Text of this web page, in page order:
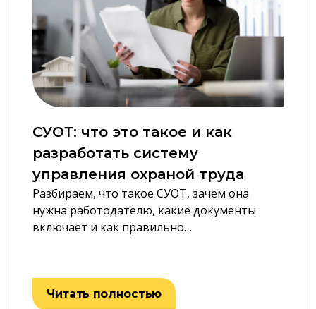
СУОТ: что это такое и как
разработать систему
управления охраной труда
Разбираем, что такое СУОТ, зачем она
нужна работодателю, какие документы
включает и как правильно…
Читать полностью